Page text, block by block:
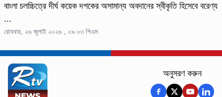
বাংলা চলচ্চিত্রে দীর্ঘ কয়েক দশকের অসামান্য অবদানের স্বীকৃতি হিসেবে বরেণ্য
...
রোববার, ২৬ জুলাই ২০২৬ , ০৯:০৩ পিএম
অনুসরণ করুন